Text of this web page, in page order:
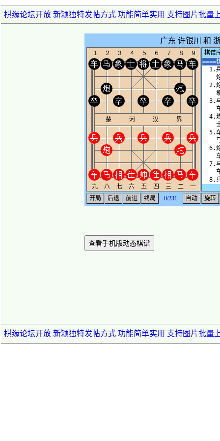
棋缘论坛开放 新颖独特发帖方式 功能简单实用 支持图片批量
查看手机版动态棋谱
棋缘论坛开放 新颖独特发帖方式 功能简单实用 支持图片批量